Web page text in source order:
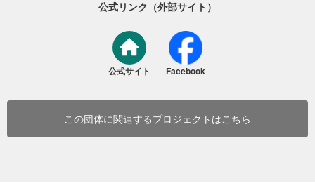
公式リンク（外部サイト）
公式サイト Facebook
この団体に関連するプロジェクトはこちら